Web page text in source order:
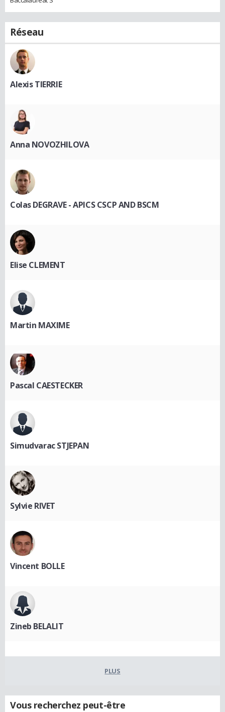
Réseau
Alexis TIERRIE
Anna NOVOZHILOVA
Colas DEGRAVE - APICS CSCP AND BSCM
Elise CLEMENT
Martin MAXIME
Pascal CAESTECKER
Simudvarac STJEPAN
Sylvie RIVET
Vincent BOLLE
Zineb BELALIT
PLUS
Vous recherchez peut-être